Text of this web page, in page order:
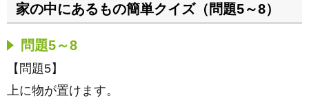
家の中にあるもの簡単クイズ（問題5～8）
問題5～8
【問題5】
上に物が置けます。